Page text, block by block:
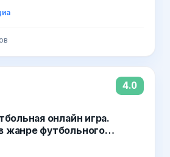
4.0
онлайн игра.
жанре футбольного
игры от компании Nekki